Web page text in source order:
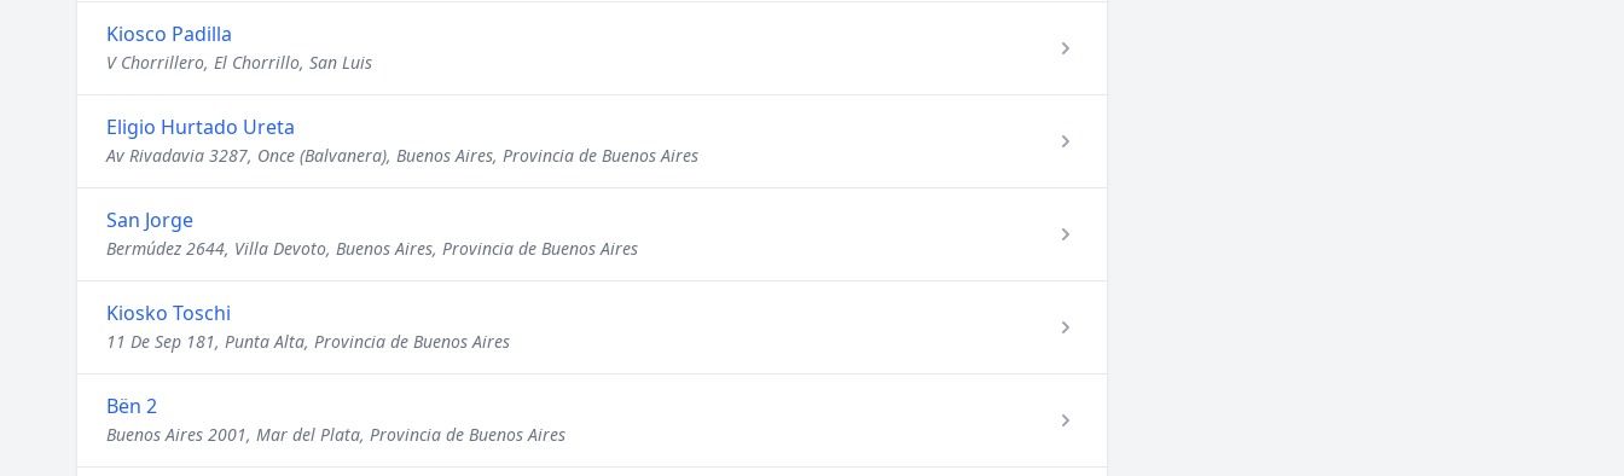
Kiosco Padilla
V Chorrillero, El Chorrillo, San Luis
Eligio Hurtado Ureta
Av Rivadavia 3287, Once (Balvanera), Buenos Aires, Provincia de Buenos Aires
San Jorge
Bermúdez 2644, Villa Devoto, Buenos Aires, Provincia de Buenos Aires
Kiosko Toschi
11 De Sep 181, Punta Alta, Provincia de Buenos Aires
Bën 2
Buenos Aires 2001, Mar del Plata, Provincia de Buenos Aires